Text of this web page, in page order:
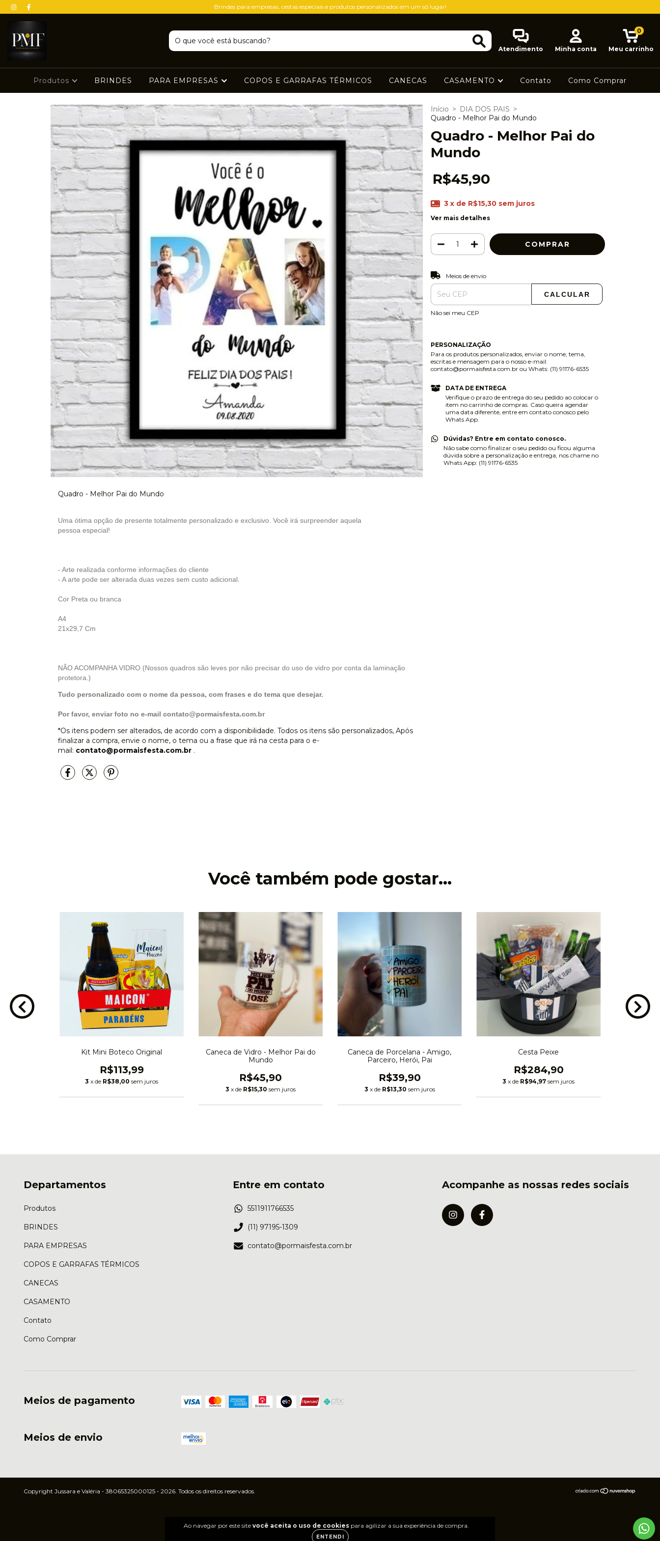
Brindes para empresas, cestas especiais e produtos personalizados em um só lugar!
Atendimento Minha conta Meu carrinho
0
Produtos BRINDES PARA EMPRESAS COPOS E GARRAFAS TÉRMICOS CANECAS CASAMENTO Contato Como Comprar
Ao navegar por este site você aceita o uso de cookiespara agilizar a sua experiência de compra.
ENTENDI
Quadro - Melhor Pai do Mundo
Uma ótima opção de presente totalmente personalizado e exclusivo. Você irá surpreender aquela
pessoa especial!
- Arte realizada conforme informações do cliente
- A arte pode ser alterada duas vezes sem custo adicional.
Cor Preta ou branca
A4
21x29,7 Cm
NÃO ACOMPANHA VIDRO (Nossos quadros são leves por não precisar do uso de vidro por conta da laminação
protetora.)
Tudo personalizado com o nome da pessoa, com frases e do tema que desejar.
Por favor, enviar foto no e-mail contato@pormaisfesta.com.br
*Os itens podem ser alterados, de acordo com a disponibilidade. Todos os itens são personalizados, Após
finalizar a compra, envie o nome, o tema ou a frase que irá na cesta para o e-
mail: contato@pormaisfesta.com.br .
Início > DIA DOS PAIS >
Quadro - Melhor Pai do Mundo
Quadro - Melhor Pai do
Mundo
R$45,90
3 x de R$15,30 sem juros
Ver mais detalhes
Entregas para o CEP:
Meios de envio
CALCULAR
Não sei meu CEP
PERSONALIZAÇÃO
Para os produtos personalizados, enviar o nome, tema,
escritas e mensagem para o nosso e-mail:
contato@pormaisfesta.com.br ou Whats: (11) 91176-6535
DATA DE ENTREGA
Verifique o prazo de entrega do seu pedido ao colocar o
item no carrinho de compras. Caso queira agendar
uma data diferente, entre em contato conosco pelo
Whats App.
Dúvidas? Entre em contato conosco.
Não sabe como finalizar o seu pedido ou ficou alguma
dúvida sobre a personalização e entrega, nos chame no
Whats App: (11) 91176-6535
Você também pode gostar...
Kit Mini Boteco Original
R$113,99
3 x de R$38,00 sem juros
Caneca de Vidro - Melhor Pai do
Mundo
R$45,90
3 x de R$15,30 sem juros
Caneca de Porcelana - Amigo,
Parceiro, Herói, Pai
R$39,90
3 x de R$13,30 sem juros
Cesta Peixe
R$284,90
3 x de R$94,97 sem juros
Departamentos
Produtos
BRINDES
PARA EMPRESAS
COPOS E GARRAFAS TÉRMICOS
CANECAS
CASAMENTO
Contato
Como Comprar
Entre em contato
5511911766535
(11) 97195-1309
contato@pormaisfesta.com.br
Acompanhe as nossas redes sociais
Meios de pagamento
Meios de envio
Copyright Jussara e Valéria - 38065325000125 - 2026. Todos os direitos reservados.